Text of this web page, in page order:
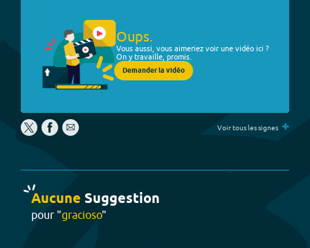
Oups.
Vous aussi, vous aimeriez voir une vidéo ici ?
On y travaille, promis.
Demander la vidéo
Voir tous les signes +
Aucune Suggestion
pour "gracioso"